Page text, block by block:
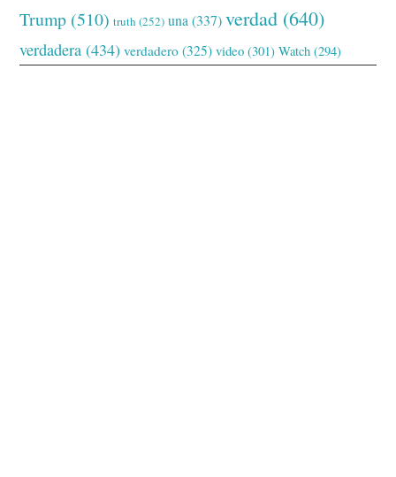
Trump (510) truth (252) una (337) verdad (640)
verdadera (434) verdadero (325) video (301) Watch (294)